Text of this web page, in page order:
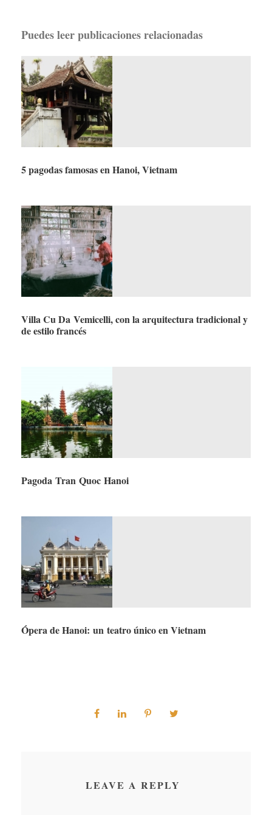
Puedes leer publicaciones relacionadas
5 pagodas famosas en Hanoi, Vietnam
Villa Cu Da Vemicelli, con la arquitectura tradicional y
de estilo francés
Pagoda Tran Quoc Hanoi
Ópera de Hanoi: un teatro único en Vietnam
LEAVE A REPLY